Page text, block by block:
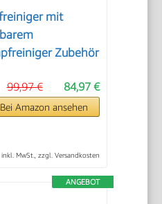
mit
Zubehör
84,97 €
99,97 €
Bei Amazon ansehen
inkl. MwSt., zzgl. Versandkosten
ANGEBOT